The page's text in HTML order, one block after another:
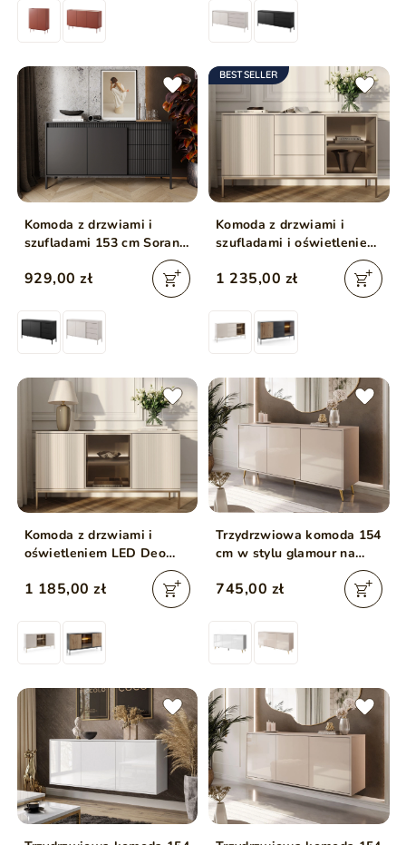
Komoda z drzwiami i
szufladami 153 cm Sorano
929,00 zł
BESTSELLER
Komoda z drzwiami i
szufladami i oświetleniem
1 235,00 zł
Komoda z drzwiami i
oświetleniem LED Deo
1 185,00 zł
Trzydrzwiowa komoda 154
cm w stylu glamour na
złotych nogach Vivance
kaszmir połysk
745,00 zł